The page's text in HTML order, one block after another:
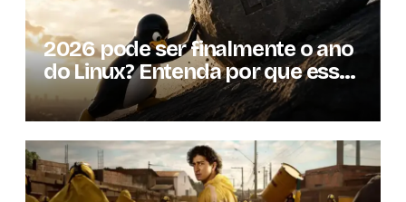
2026 pode ser finalmente o ano
do Linux? Entenda por que essa
previsão voltou à tona